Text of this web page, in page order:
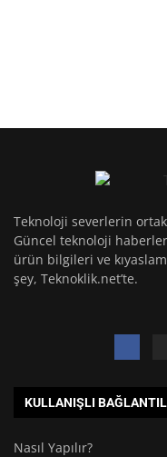
Teknoloji severlerin
Güncel teknoloji
ürün bilgileri ve
şey, Teknoklik.net’te.
KULLANIŞLI
Nasıl Yapılır?